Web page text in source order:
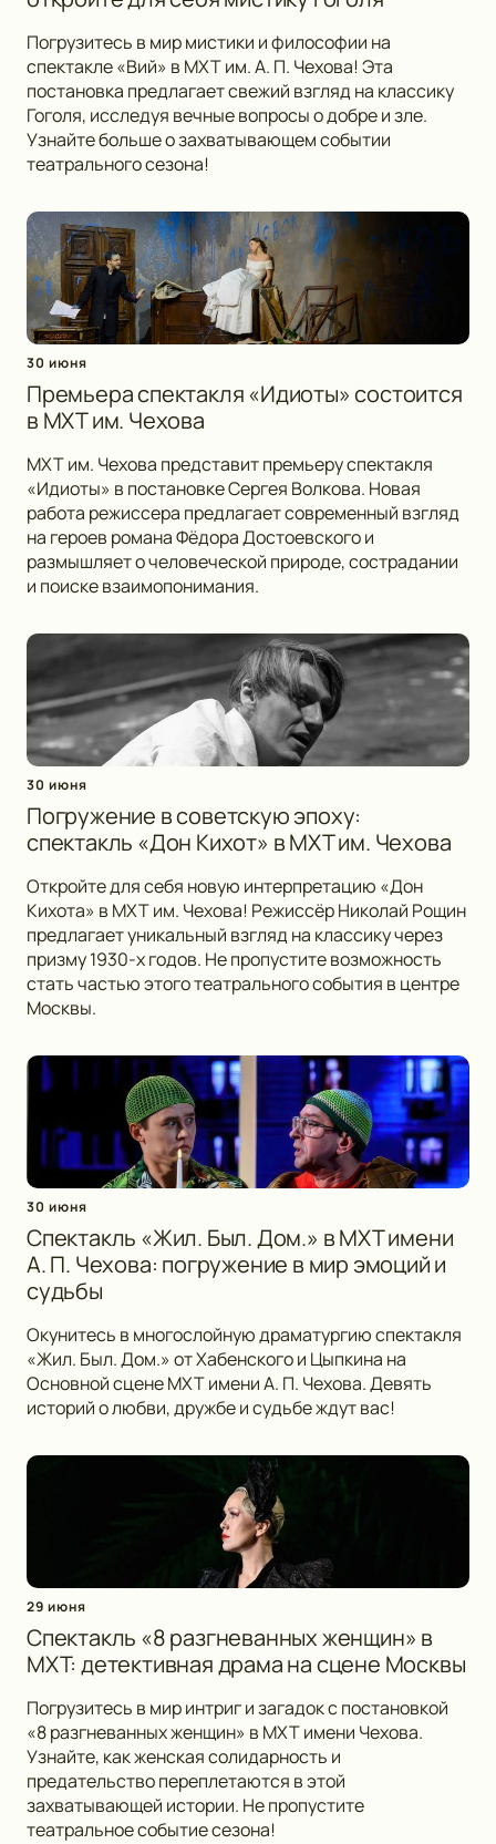
Погрузитесь в мир мистики и философии на
спектакле «Вий» в МХТ им. А. П. Чехова! Эта
постановка предлагает свежий взгляд на классику
Гоголя, исследуя вечные вопросы о добре и зле.
Узнайте больше о захватывающем событии
театрального сезона!
30 июня
Премьера спектакля «Идиоты» состоится
в МХТ им. Чехова
МХТ им. Чехова представит премьеру спектакля
«Идиоты» в постановке Сергея Волкова. Новая
работа режиссера предлагает современный взгляд
на героев романа Фёдора Достоевского и
размышляет о человеческой природе, сострадании
и поиске взаимопонимания.
30 июня
Погружение в советскую эпоху:
спектакль «Дон Кихот» в МХТ им. Чехова
Откройте для себя новую интерпретацию «Дон
Кихота» в МХТ им. Чехова! Режиссёр Николай Рощин
предлагает уникальный взгляд на классику через
призму 1930-х годов. Не пропустите возможность
стать частью этого театрального события в центре
Москвы.
30 июня
Спектакль «Жил. Был. Дом.» в МХТ имени
А. П. Чехова: погружение в мир эмоций и
судьбы
Окунитесь в многослойную драматургию спектакля
«Жил. Был. Дом.» от Хабенского и Цыпкина на
Основной сцене МХТ имени А. П. Чехова. Девять
историй о любви, дружбе и судьбе ждут вас!
29 июня
Спектакль «8 разгневанных женщин» в
МХТ: детективная драма на сцене Москвы
Погрузитесь в мир интриг и загадок с постановкой
«8 разгневанных женщин» в МХТ имени Чехова.
Узнайте, как женская солидарность и
предательство переплетаются в этой
захватывающей истории. Не пропустите
театральное событие сезона!